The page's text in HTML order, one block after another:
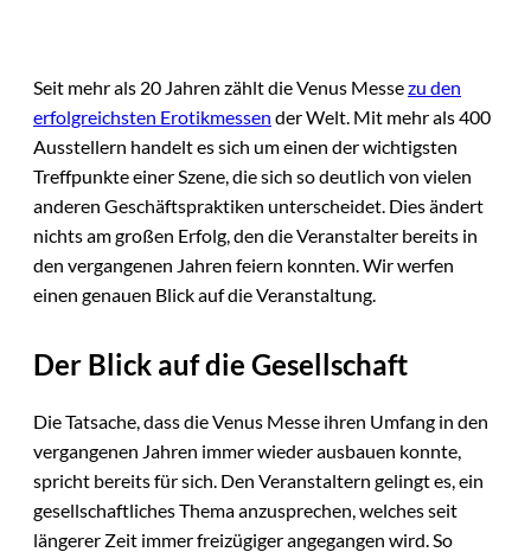
Seit mehr als 20 Jahren zählt die Venus Messezu den
erfolgreichsten Erotikmessen der Welt. Mit mehr als 400
Ausstellern handelt es sich um einen der wichtigsten
Treffpunkte einer Szene, die sich so deutlich von vielen
anderen Geschäftspraktiken unterscheidet. Dies ändert
nichts am großen Erfolg, den die Veranstalter bereits in
den vergangenen Jahren feiern konnten. Wir werfen
einen genauen Blick auf die Veranstaltung.
Der Blick auf die Gesellschaft
Die Tatsache, dass die Venus Messe ihren Umfang in den
vergangenen Jahren immer wieder ausbauen konnte,
spricht bereits für sich. Den Veranstaltern gelingt es, ein
gesellschaftliches Thema anzusprechen, welches seit
längerer Zeit immer freizügiger angegangen wird. So